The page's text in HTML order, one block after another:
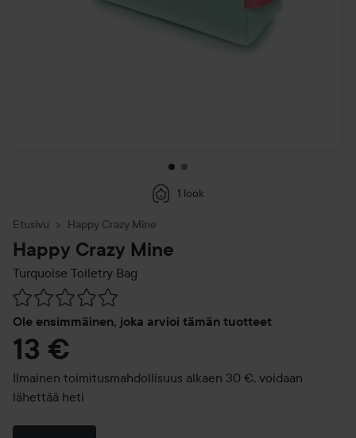
1 look
Etusivu Happy Crazy Mine
Happy Crazy Mine
Turquoise Toiletry Bag
Ole ensimmäinen, joka arvioi tämän tuotteet
Siirtyä jhk Arvosana & kommentit
13 €
Ilmainen toimitusmahdollisuus alkaen 30 €, voidaan
lähettää heti